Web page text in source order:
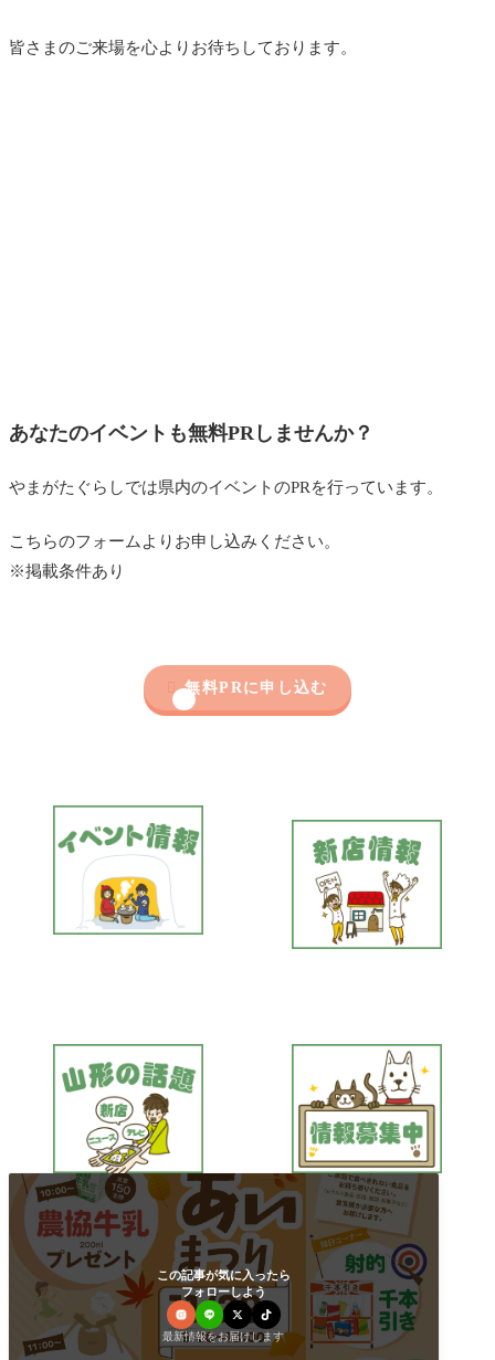
皆さまのご来場を心よりお待ちしております。
あなたのイベントも無料PRしませんか？
やまがたぐらしでは県内のイベントのPRを行っています。
こちらのフォームよりお申し込みください。
※掲載条件あり
 無料PRに申し込む
この記事が気に入ったら
フォローしよう
最新情報をお届けします